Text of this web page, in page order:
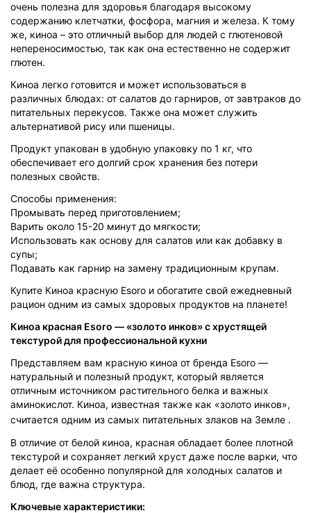
очень полезна для здоровья благодаря высокому
содержанию клетчатки, фосфора, магния и железа. К тому
же, киноа – это отличный выбор для людей с глютеновой
непереносимостью, так как она естественно не содержит
глютен.
Киноа легко готовится и может использоваться в
различных блюдах: от салатов до гарниров, от завтраков до
питательных перекусов. Также она может служить
альтернативой рису или пшеницы.
Продукт упакован в удобную упаковку по 1 кг, что
обеспечивает его долгий срок хранения без потери
полезных свойств.
Способы применения:
Промывать перед приготовлением;
Варить около 15-20 минут до мягкости;
Использовать как основу для салатов или как добавку в
супы;
Подавать как гарнир на замену традиционным крупам.
Купите Киноа красную Esoro и обогатите свой ежедневный
рацион одним из самых здоровых продуктов на планете!
Киноа красная Esoro — «золото инков» с хрустящей
текстурой для профессиональной кухни
Представляем вам красную киноа от бренда Esoro —
натуральный и полезный продукт, который является
отличным источником растительного белка и важных
аминокислот. Киноа, известная также как «золото инков»,
считается одним из самых питательных злаков на Земле .
В отличие от белой киноа, красная обладает более плотной
текстурой и сохраняет легкий хруст даже после варки, что
делает её особенно популярной для холодных салатов и
блюд, где важна структура.
Ключевые характеристики: